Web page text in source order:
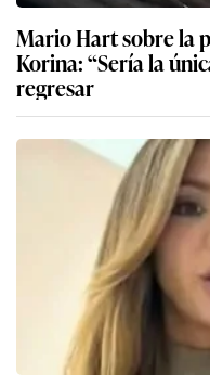
Mario Hart sobre la
Korina: “Sería la
regresar